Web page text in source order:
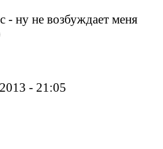
- ну не возбуждает меня
- 21:05